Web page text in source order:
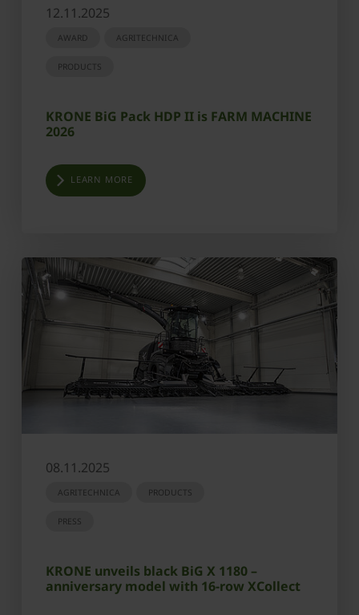
12.11.2025
AWARD AGRITECHNICA
PRODUCTS
KRONE BiG Pack HDP II is FARM MACHINE
2026
LEARN MORE
08.11.2025
AGRITECHNICA PRODUCTS
PRESS
KRONE unveils black BiG X 1180 –
anniversary model with 16-row XCollect